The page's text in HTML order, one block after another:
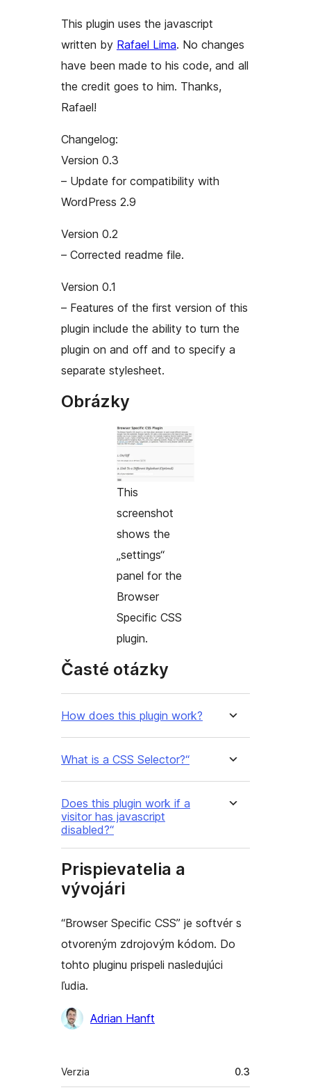
This plugin uses the javascript
written by Rafael Lima. No changes
have been made to his code, and all
the credit goes to him. Thanks,
Rafael!
Changelog:
Version 0.3
– Update for compatibility with
WordPress 2.9
Version 0.2
– Corrected readme file.
Version 0.1
– Features of the first version of this
plugin include the ability to turn the
plugin on and off and to specify a
separate stylesheet.
Obrázky
This
screenshot
shows the
„settings“
panel for the
Browser
Specific CSS
plugin.
Časté otázky
How does this plugin work?
What is a CSS Selector?“
Does this plugin work if a
visitor has javascript
disabled?“
Prispievatelia a
vývojári
“Browser Specific CSS” je softvér s
otvoreným zdrojovým kódom. Do
tohto pluginu prispeli nasledujúci
ľudia.
Prispievatelia
Adrian Hanft
Meta
Verzia 0.3